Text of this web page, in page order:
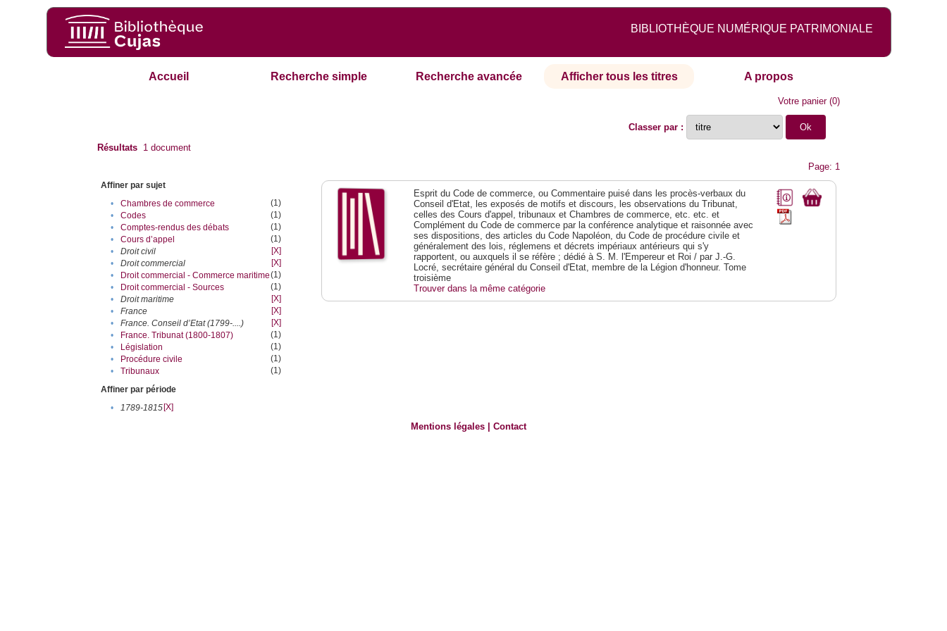
BIBLIOTHÈQUE NUMÉRIQUE PATRIMONIALE
Accueil Recherche simple Recherche avancée Afficher tous les titres A propos
Votre panier(0)
Classer par :
Résultats 1 document
Page: 1
Affiner par sujet
•
Chambres de commerce
(1)
•
Codes
(1)
•
Comptes-rendus des débats
(1)
•
Cours d’appel
(1)
•
Droit civil
[X]
•
Droit commercial
[X]
•
Droit commercial - Commerce maritime(1)
•
Droit commercial - Sources
(1)
•
Droit maritime
[X]
•
France
[X]
•
France. Conseil d’Etat (1799-....)
[X]
•
France. Tribunat (1800-1807)
(1)
•
Législation
(1)
•
Procédure civile
(1)
•
Tribunaux
(1)
Affiner par période
•
1789-1815[X]
Esprit du Code de commerce, ou Commentaire puisé dans les procès-verbaux du
Conseil d'Etat, les exposés de motifs et discours, les observations du Tribunat,
celles des Cours d'appel, tribunaux et Chambres de commerce, etc. etc. et
Complément du Code de commerce par la conférence analytique et raisonnée avec
ses dispositions, des articles du Code Napoléon, du Code de procédure civile et
généralement des lois, réglemens et décrets impériaux antérieurs qui s'y
rapportent, ou auxquels il se réfère ; dédié à S. M. l'Empereur et Roi / par J.-G.
Locré, secrétaire général du Conseil d'Etat, membre de la Légion d'honneur. Tome
troisième
Trouver dans la même catégorie
Mentions légales |Contact